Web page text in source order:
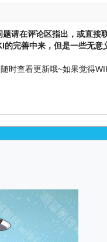
请在评论区指出，或直接
的完善中来，但是一些无意
时查看更新哦~如果觉得